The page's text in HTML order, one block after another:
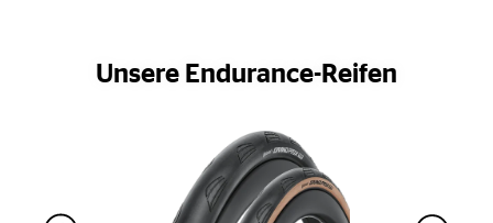
Unsere Endurance-Reifen